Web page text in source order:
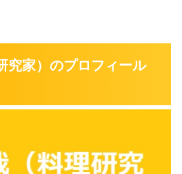
究家）のプロフィール